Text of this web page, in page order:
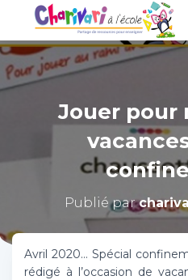
Jouer pour
Publié par
Avril 2020… Spécial
rédigé à l’occasion de